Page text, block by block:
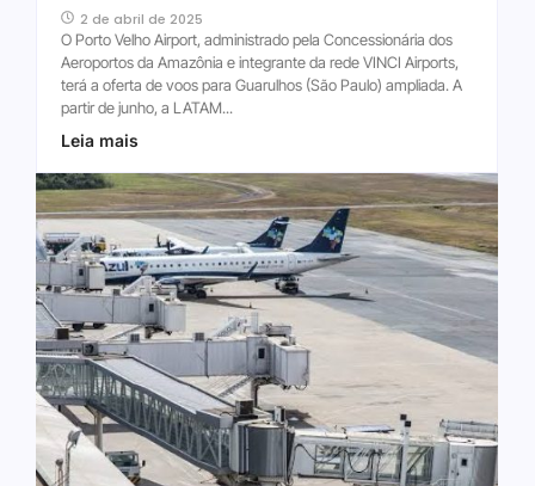
2 de abril de 2025
O Porto Velho Airport, administrado pela Concessionária dos
Aeroportos da Amazônia e integrante da rede VINCI Airports,
terá a oferta de voos para Guarulhos (São Paulo) ampliada. A
partir de junho, a LATAM...
Leia mais